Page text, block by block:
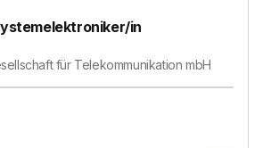
in
für Telekommunikation mbH